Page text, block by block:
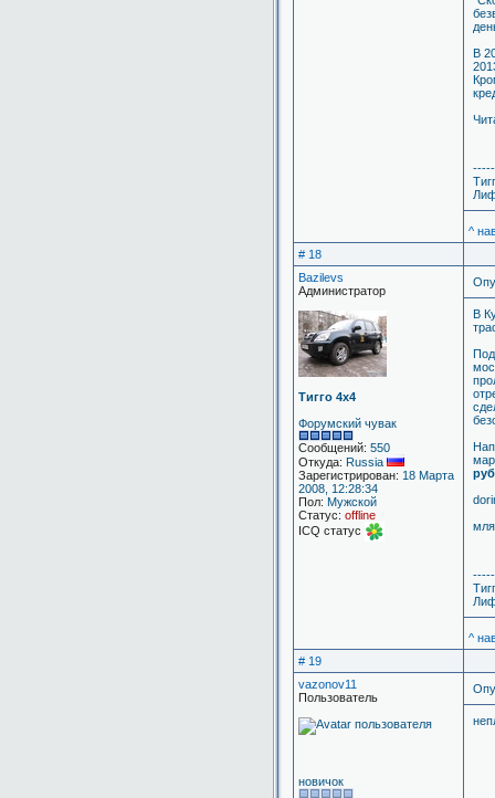
В
^
# 18
Bazilevs
Администратор
Тигго 4х4
Форумский чувак
Сообщений: 550
Откуда: Russia
Зарегистрирован: 18 Марта
2008, 12:28:34
Пол: Мужской
Статус: offline
ICQ статус
В
^
# 19
vazonov11
Пользователь
новичок